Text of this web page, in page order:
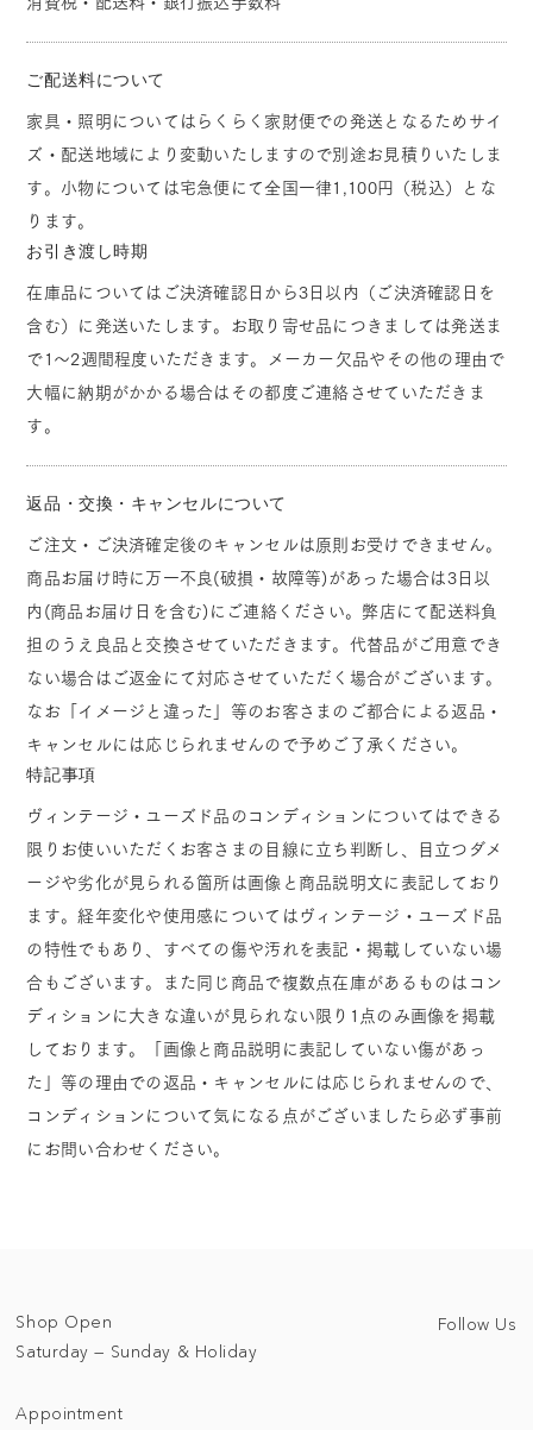
ご配送料について
家具・照明についてはらくらく家財便での発送となるためサイ
ズ・配送地域により変動いたしますので別途お見積りいたしま
す。小物については宅急便にて全国一律1,100円（税込）とな
ります。
お引き渡し時期
在庫品についてはご決済確認日から3日以内（ご決済確認日を
含む）に発送いたします。お取り寄せ品につきましては発送ま
で1～2週間程度いただきます。メーカー欠品やその他の理由で
大幅に納期がかかる場合はその都度ご連絡させていただきま
す。
返品・交換・キャンセルについて
ご注文・ご決済確定後のキャンセルは原則お受けできません。
商品お届け時に万一不良(破損・故障等)があった場合は3日以
内(商品お届け日を含む)にご連絡ください。弊店にて配送料負
担のうえ良品と交換させていただきます。代替品がご用意でき
ない場合はご返金にて対応させていただく場合がございます。
なお「イメージと違った」等のお客さまのご都合による返品・
キャンセルには応じられませんので予めご了承ください。
特記事項
ヴィンテージ・ユーズド品のコンディションについてはできる
限りお使いいただくお客さまの目線に立ち判断し、目立つダメ
ージや劣化が見られる箇所は画像と商品説明文に表記しており
ます。経年変化や使用感についてはヴィンテージ・ユーズド品
の特性でもあり、すべての傷や汚れを表記・掲載していない場
合もございます。また同じ商品で複数点在庫があるものはコン
ディションに大きな違いが見られない限り1点のみ画像を掲載
しております。「画像と商品説明に表記していない傷があっ
た」等の理由での返品・キャンセルには応じられませんので、
コンディションについて気になる点がございましたら必ず事前
にお問い合わせください。
Shop Open
Saturday — Sunday & Holiday
Appointment
Follow Us